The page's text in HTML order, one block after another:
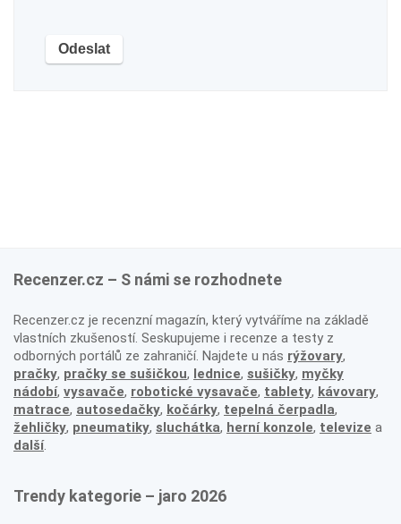
Recenzer.cz – S námi se rozhodnete
Recenzer.cz je recenzní magazín, který vytváříme na základě
vlastních zkušeností. Seskupujeme i recenze a testy z
odborných portálů ze zahraničí. Najdete u nás rýžovary,
pračky, pračky se sušičkou, lednice, sušičky, myčky
nádobí, vysavače, robotické vysavače, tablety, kávovary,
matrace, autosedačky, kočárky, tepelná čerpadla,
žehličky, pneumatiky, sluchátka, herní konzole, televize a
další.
Trendy kategorie – jaro 2026